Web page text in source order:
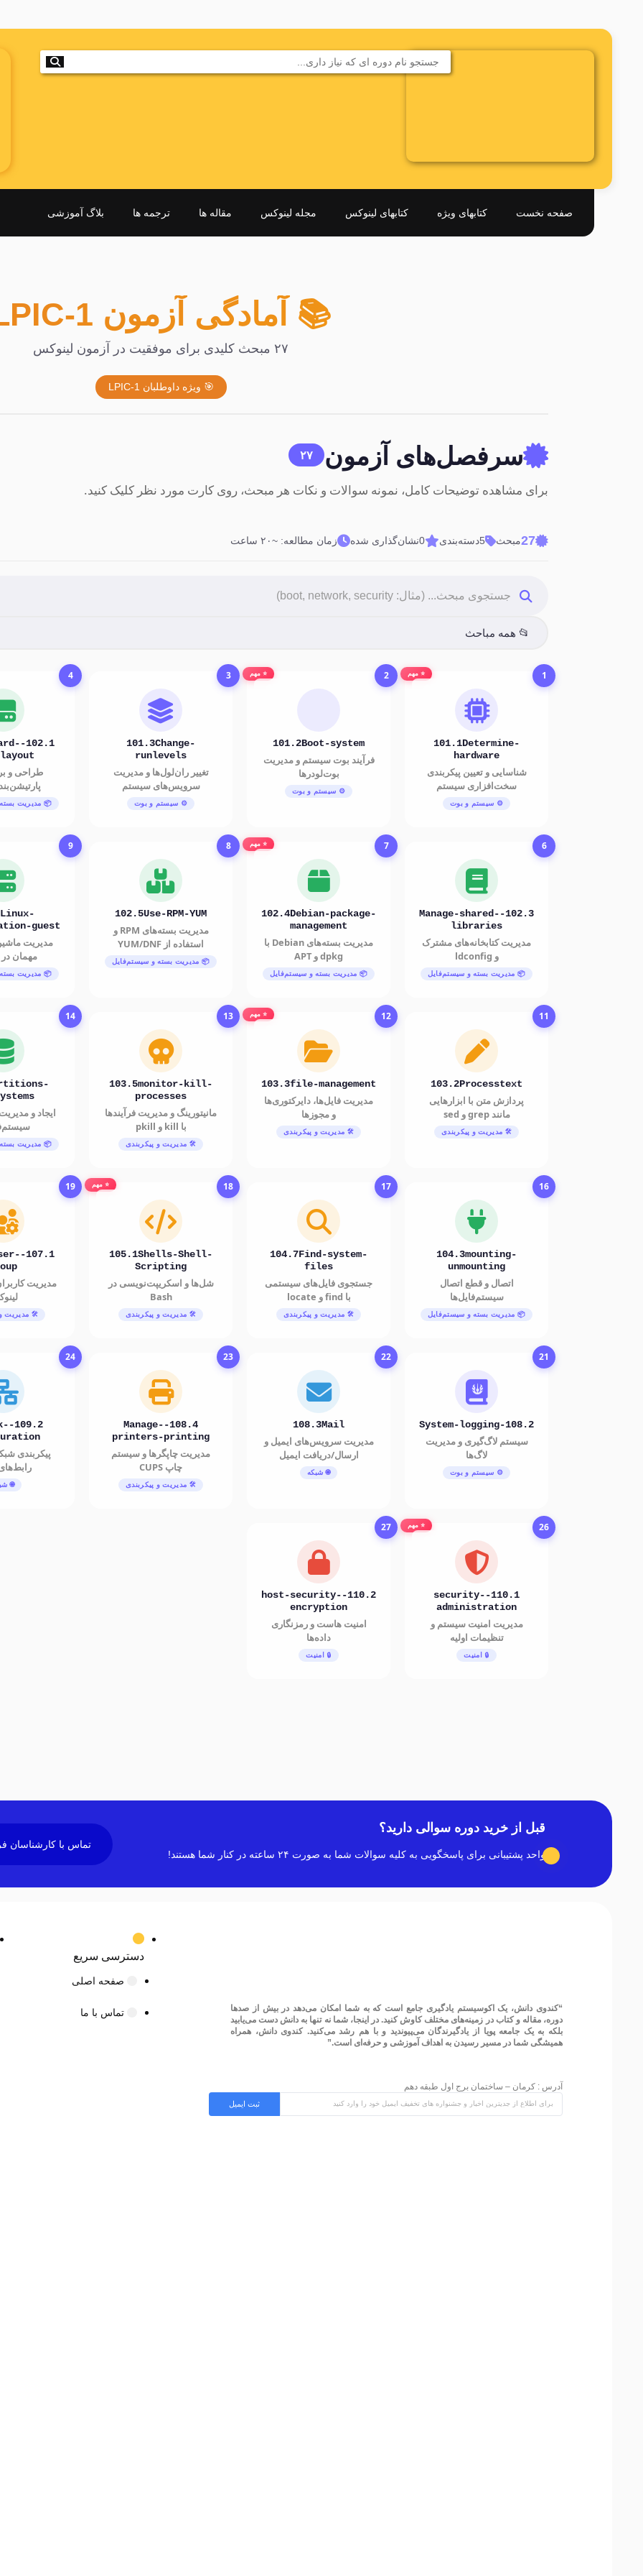
صفحه نخست کتابهای ویژه کتابهای لینوکس مجله لینوکس مقاله ها ترجمه ها بلاگ آموزشی
📚 آمادگی آزمون LPIC-1
۲۷ مبحث کلیدی برای موفقیت در آزمون لینوکس
🎯 ویژه داوطلبان LPIC-1
سرفصل‌های آزمون ۲۷
برای مشاهده توضیحات کامل، نمونه سوالات و نکات هر مبحث، روی کارت مورد نظر کلیک کنید.
27مبحث 5دسته‌بندی 0نشان‌گذاری شده زمان مطالعه: ~۲۰ ساعت
⭐ مهم 1
101.1Determine-
hardware
شناسایی و تعیین پیکربندی
سخت‌افزاری سیستم
⚙️ سیستم و بوت
⭐ مهم 2
101.2Boot-system
فرآیند بوت سیستم و مدیریت
بوت‌لودرها
⚙️ سیستم و بوت
3
101.3Change-
runlevels
تغییر ران‌لول‌ها و مدیریت
سرویس‌های سیستم
⚙️ سیستم و بوت
4
طراحی و
📦 مدیریت
6
102.3-Manage-shared-
libraries
مدیریت کتابخانه‌های مشترک
و ldconfig
📦 مدیریت بسته و سیستم‌فایل
⭐ مهم 7
102.4Debian-package-
management
مدیریت بسته‌های Debian با
dpkg و APT
📦 مدیریت بسته و سیستم‌فایل
8
102.5Use-RPM-YUM
مدیریت بسته‌های RPM و
استفاده از YUM/DNF
📦 مدیریت بسته و سیستم‌فایل
9
guest
مدیریت
مهمان
📦 مدیریت
11
103.2Processtext
پردازش متن با ابزارهایی
مانند grep و sed
🛠️ مدیریت و پیکربندی
⭐ مهم 12
103.3file-management
مدیریت فایل‌ها، دایرکتوری‌ها
و مجوزها
🛠️ مدیریت و پیکربندی
13
103.5monitor-kill-
processes
مانیتورینگ و مدیریت فرآیندها
با kill و pkill
🛠️ مدیریت و پیکربندی
14
ایجاد و
📦 مدیریت
16
104.3mounting-
unmounting
اتصال و قطع اتصال
سیستم‌فایل‌ها
📦 مدیریت بسته و سیستم‌فایل
17
104.7Find-system-
files
جستجوی فایل‌های سیستمی
با find و locate
🛠️ مدیریت و پیکربندی
⭐ مهم 18
105.1Shells-Shell-
Scripting
شل‌ها و اسکریپت‌نویسی در
Bash
🛠️ مدیریت و پیکربندی
19
user-
مدیریت
🛠️ مدیریت و
21
108.2-System-logging
سیستم لاگ‌گیری و مدیریت
لاگ‌ها
⚙️ سیستم و بوت
22
108.3Mail
مدیریت سرویس‌های ایمیل و
ارسال/دریافت ایمیل
🌐 شبکه
23
108.4-Manage-
printers-printing
مدیریت چاپگرها و سیستم
چاپ CUPS
🛠️ مدیریت و پیکربندی
24
پیکربندی
🌐
⭐ مهم 26
110.1-security-
administration
مدیریت امنیت سیستم و
تنظیمات اولیه
🔒 امنیت
27
110.2-host-security-
encryption
امنیت هاست و رمزنگاری
داده‌ها
🔒 امنیت
قبل از خرید دوره سوالی دارید؟
واحد پشتیبانی برای پاسخگویی به کلیه سوالات شما به صورت ۲۴ ساعته در کنار شما هستند!
تماس با کارشناسان
“کندوی دانش، یک اکوسیستم یادگیری جامع است که به شما امکان می‌دهد در بیش از صدها
دوره، مقاله و کتاب در زمینه‌های مختلف کاوش کنید. در اینجا، شما نه تنها به دانش دست می‌یابید
بلکه به یک جامعه پویا از یادگیرندگان می‌پیوندید و با هم رشد می‌کنید. کندوی دانش، همراه
همیشگی شما در مسیر رسیدن به اهداف آموزشی و حرفه‌ای است.”
آدرس : کرمان – ساختمان برج اول طبقه دهم
ثبت ایمیل
دسترسی سریع
صفحه اصلی
تماس با ما